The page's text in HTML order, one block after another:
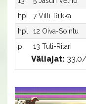
hpl
7 Villi-Riikka
hpl
12 Oiva-Sointu
p
13 Tuli-Ritari
Väliajat: